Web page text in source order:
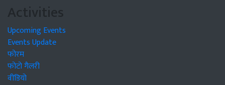
Activities
Upcoming Events
Events Update
फोरम
फोटो गैलरी
वीडियो